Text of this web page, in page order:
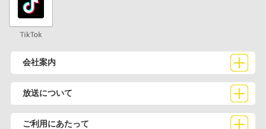
会社案内
放送について
ご利用にあたって